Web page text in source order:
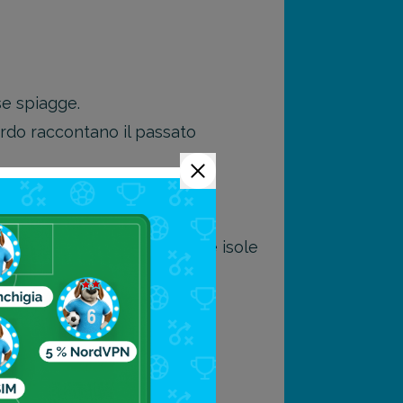
spiagge.
raccontano il passato
le migliori al mondo.
montagne.
e le escursioni verso le isole